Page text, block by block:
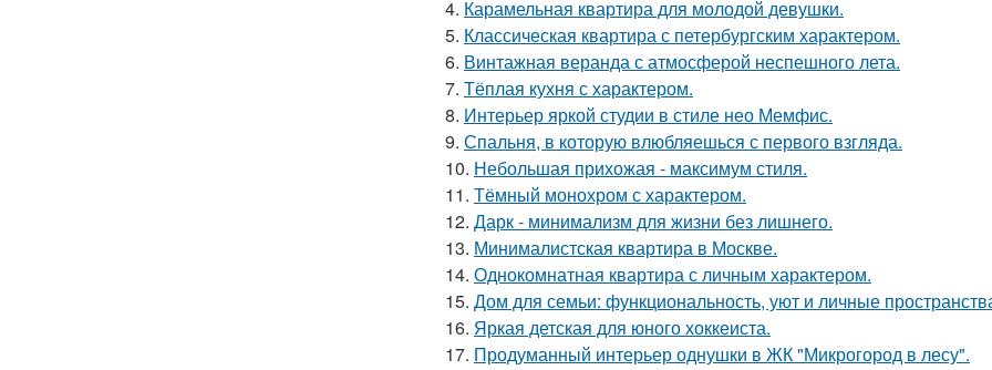
4. Карамельная квартира для молодой девушки.
5. Классическая квартира с петербургским характером.
6. Винтажная веранда с атмосферой неспешного лета.
7. Тёплая кухня с характером.
8. Интерьер яркой студии в стиле нео Мемфис.
9. Спальня, в которую влюбляешься с первого взгляда.
10. Небольшая прихожая - максимум стиля.
11. Тёмный монохром с характером.
12. Дарк - минимализм для жизни без лишнего.
13. Минималистская квартира в Москве.
14. Однокомнатная квартира с личным характером.
15. Дом для семьи: функциональность, уют и личные
16. Яркая детская для юного хоккеиста.
17. Продуманный интерьер однушки в ЖК "Микрогород в лесу".